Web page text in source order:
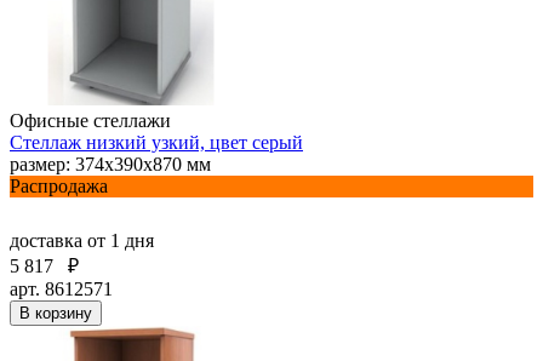
Офисные стеллажи
Стеллаж низкий узкий, цвет серый
размер: 374х390х870 мм
Распродажа
доставка от 1 дня
5 817
₽
арт. 8612571
В корзину